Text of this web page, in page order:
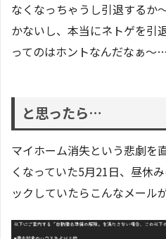
なくなっちゃうし引退するか
かないし、本当にネトゲを引
ってのはホントなんだなぁ～…
と思ったら…
マイホーム消失という悲劇を
くなっていた5月21日、昼休
ックしていたらこんなメールが